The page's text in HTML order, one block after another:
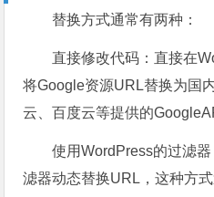
替换方式通常有两种：
直接修改代码：直接在
将Google资源URL替换为国
云、百度云等提供的
使用WordPress的过滤
滤器动态替换URL，这种方